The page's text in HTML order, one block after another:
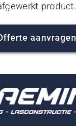
product.
aanvragen